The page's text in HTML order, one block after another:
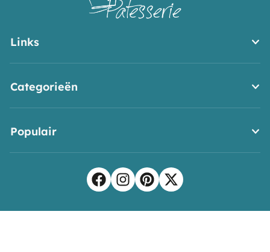
Links
Categorieën
Populair